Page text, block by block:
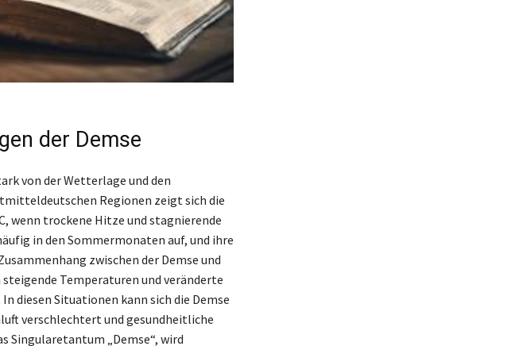
der Demse
von der Wetterlage und den
Regionen zeigt sich die
wenn trockene Hitze und stagnierende
in den Sommermonaten auf, und ihre
zwischen der Demse und
Temperaturen und veränderte
diesen Situationen kann sich die Demse
verschlechtert und gesundheitliche
Singularetantum „Demse“, wird